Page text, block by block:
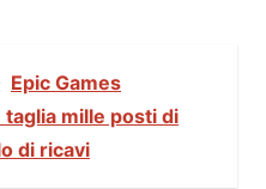
Epic Games
mille posti di
di ricavi